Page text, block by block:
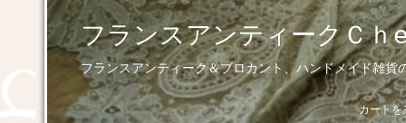
フランスアンティークＣｈ
フランスアンティーク＆ブロカント、ハンドメイド雑貨
カートを